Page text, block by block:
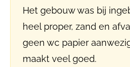
Het gebouw was bij
heel proper, zand en
geen wc papier
maakt veel goed.